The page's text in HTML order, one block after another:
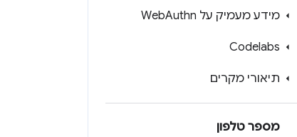
מידע מעמיק על Web Authn
Codelabs
תיאורי מקרים
מספר טלפון